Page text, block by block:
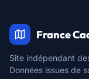
France
Site indépendant
Données issues de